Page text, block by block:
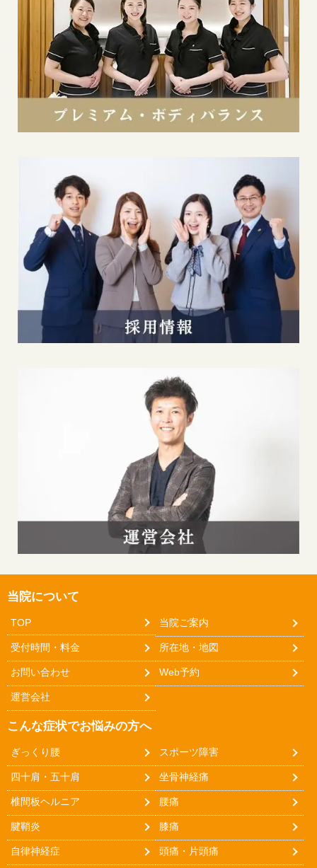
当院について
TOP 当院ご案内
受付時間・料金 所在地・地図
お問い合わせ Web予約
運営会社
こんな症状でお悩みの方へ
ぎっくり腰 スポーツ障害
四十肩・五十肩 坐骨神経痛
椎間板ヘルニア 腰痛
腱鞘炎 膝痛
自律神経症 頭痛・片頭痛